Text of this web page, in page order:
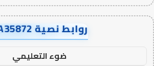
روابط نصية AA35872
ضوء التعليمي